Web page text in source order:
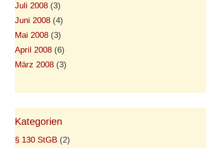
Juli 2008 (3)
Juni 2008 (4)
Mai 2008 (3)
April 2008 (6)
März 2008 (3)
Kategorien
§ 130 StGB (2)